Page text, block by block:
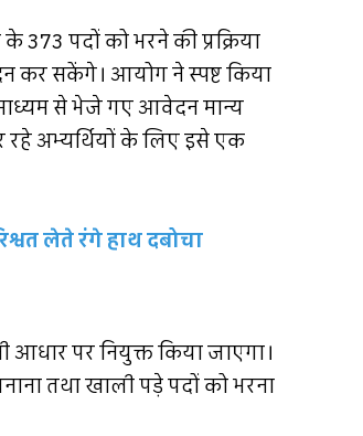
373 पदों को भरने की प्रक्रिया
कर सकेंगे। आयोग ने स्पष्ट किया
से भेजे गए आवेदन मान्य
रहे अभ्यर्थियों के लिए इसे एक
लेते रंगे हाथ दबोचा
आधार पर नियुक्त किया जाएगा।
तथा खाली पड़े पदों को भरना